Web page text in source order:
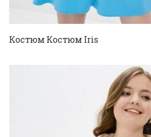
Костюм Костюм Iris